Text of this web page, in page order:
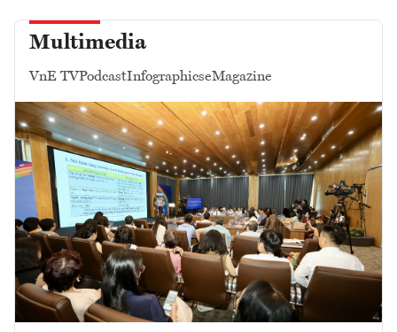
Multimedia
VnE TVPodcastInfographicseMagazine